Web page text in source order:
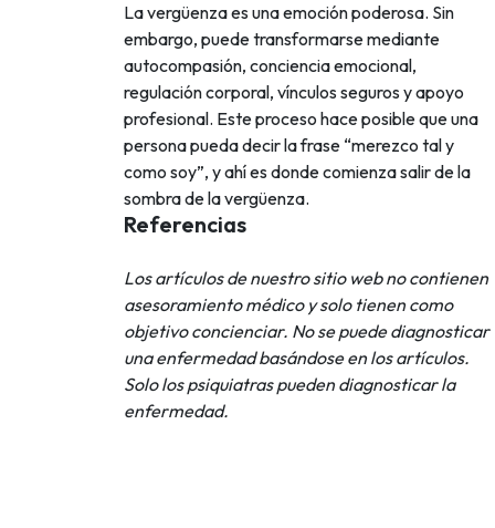
La vergüenza es una emoción poderosa. Sin
embargo, puede transformarse mediante
autocompasión, conciencia emocional,
regulación corporal, vínculos seguros y apoyo
profesional. Este proceso hace posible que una
persona pueda decir la frase “merezco tal y
como soy”, y ahí es donde comienza salir de la
sombra de la vergüenza.
Referencias
Los artículos de nuestro sitio web no contienen
asesoramiento médico y solo tienen como
objetivo concienciar. No se puede diagnosticar
una enfermedad basándose en los artículos.
Solo los psiquiatras pueden diagnosticar la
enfermedad.